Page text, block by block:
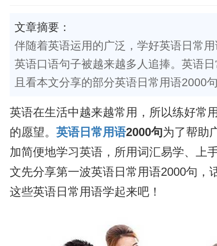
文章摘要：
伴随着英语运用的广泛，学好英语日常
英语口语句子被越来越多人追捧。英语
且看本文分享的部分英语日常用语2000
英语在生活中越来越常用，所以练好常
的愿望。 英语日常用语2000句为了帮助
加简便地学习英语，所用词汇易学、上
文先分享第一波英语日常用语2000句，
这些英语日常用语学起来吧！